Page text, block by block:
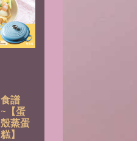
食譜
~【蛋
殼蒸蛋
糕】